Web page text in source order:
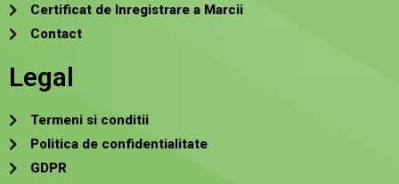
Certificat de Inregistrare a Marcii
Contact
Legal
Termeni si conditii
Politica de confidentialitate
GDPR